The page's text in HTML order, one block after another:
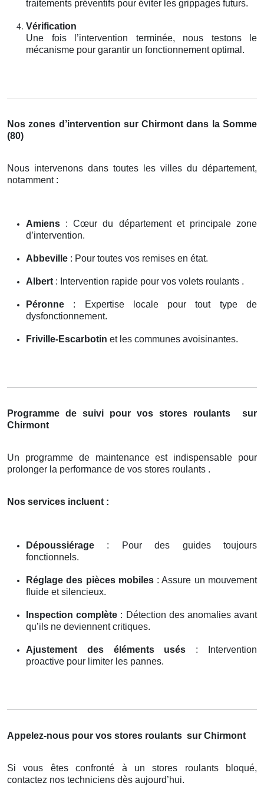
traitements préventifs pour éviter les grippages futurs.
Vérification
Une fois l’intervention terminée, nous testons le
mécanisme pour garantir un fonctionnement optimal.
Nos zones d’intervention sur Chirmont dans la Somme
(80)
Nous intervenons dans toutes les villes du département,
notamment :
Amiens : Cœur du département et principale zone
d’intervention.
Abbeville : Pour toutes vos remises en état.
Albert : Intervention rapide pour vos volets roulants .
Péronne : Expertise locale pour tout type de
dysfonctionnement.
Friville-Escarbotin et les communes avoisinantes.
Programme de suivi pour vos stores roulants
sur
Chirmont
Un programme de maintenance est indispensable pour
prolonger la performance de vos stores roulants .
Nos services incluent :
Dépoussiérage : Pour des guides toujours
fonctionnels.
Réglage des pièces mobiles: Assure un mouvement
fluide et silencieux.
Inspection complète : Détection des anomalies avant
qu’ils ne deviennent critiques.
Ajustement des éléments usés : Intervention
proactive pour limiter les pannes.
Appelez-nous pour vos stores roulants sur Chirmont
Si vous êtes confronté à un stores roulants bloqué,
contactez nos techniciens dès aujourd’hui.